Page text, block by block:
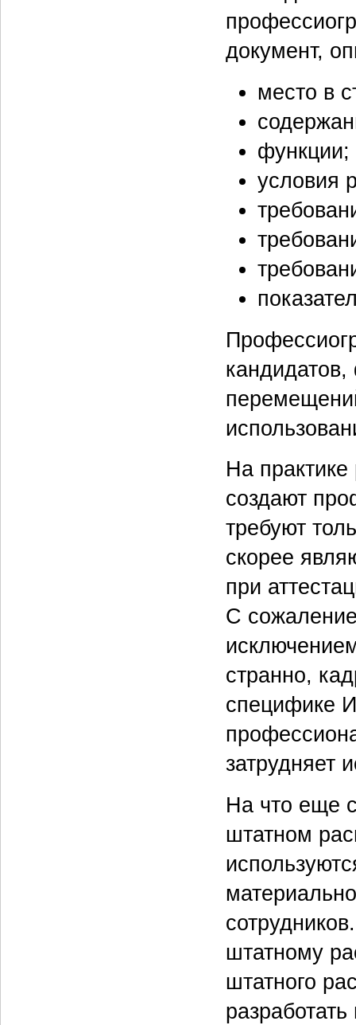
документ,
место в
функции;
условия
На
создают
требуют
скорее
при
С
странно,
специфике
затрудняет
На что еще
штатном
штатному
штатного